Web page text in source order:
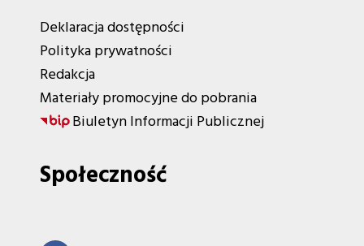
Deklaracja dostępności
Polityka prywatności
Redakcja
Materiały promocyjne do pobrania
Biuletyn Informacji Publicznej
Społeczność